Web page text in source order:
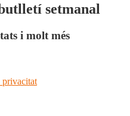
setmanal
i molt més
privacitat